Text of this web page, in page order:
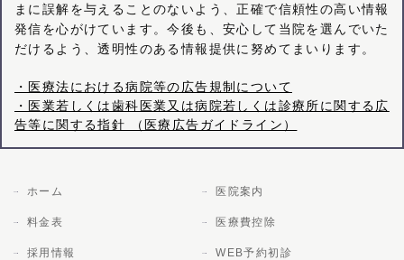
まに誤解を与えることのないよう、正確で信頼性の高い情報
発信を心がけています。今後も、安心して当院を選んでいた
だけるよう、透明性のある情報提供に努めてまいります。
・医療法における病院等の広告規制について
・医業若しくは歯科医業又は病院若しくは診療所に関する広
告等に関する指針 （医療広告ガイドライン）
ホーム 医院案内
料金表 医療費控除
採用情報 WEB予約初診